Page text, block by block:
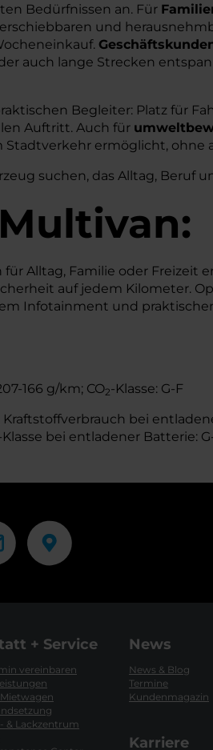
Bedürfnissen an. Für
und
auch lange Strecken
Begleiter: Platz für
Auftritt. Auch für
ermöglicht, ohne
suchen, das Alltag, Beruf
Alltag, Familie oder Freizeit
auf jedem Kilometer.
Infotainment und
166 g/km; CO2-Klasse: G-F
bei
Klasse bei entladener Batterie:
+ Service
vereinbaren
& Lackzentrum
News
News & Blog
Termine
Kundenmagazin
Karriere